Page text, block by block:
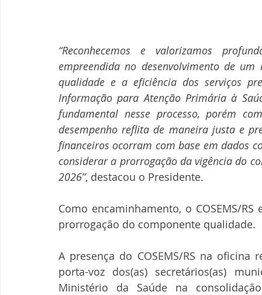
“Reconhecemos e valorizamos
empreendida no desenvolvimento de
qualidade e a eficiência dos serviços
Informação para Atenção Primária à
fundamental nesse processo, porém
desempenho reflita de maneira justa e
financeiros ocorram com base em dados
considerar a prorrogação da vigência do
2026”, destacou o Presidente.
Como encaminhamento, o COSEMS/
prorrogação do componente qualidade.
A presença do COSEMS/RS na
porta-voz dos(as) secretários(as)
Ministério da Saúde na